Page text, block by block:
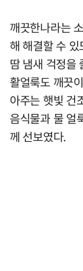
깨끗한나라는
해 해결할 수
땀 냄새 걱정
활얼룩도 깨끗
아주는 햇빛 건
음식물과 물 얼
께 선보였다.